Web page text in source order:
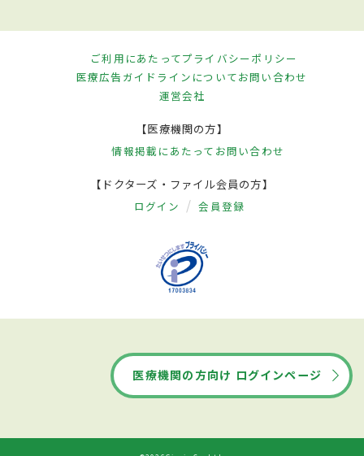
ご利用にあたってプライバシーポリシー
医療広告ガイドラインについてお問い合わせ
運営会社
【医療機関の方】
情報掲載にあたって お問い合わせ
【ドクターズ・ファイル会員の方】
ログイン 会員登録
医療機関の方向け ログインページ